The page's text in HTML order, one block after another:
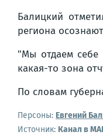
Балицкий
региона
"Мы отдаем себе
какая-то зона
По словам
Персоны: Евгений
Источник: Канал в